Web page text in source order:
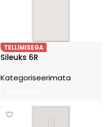
TELLIMISEGA
Sileuks 6R
Kategoriseerimata